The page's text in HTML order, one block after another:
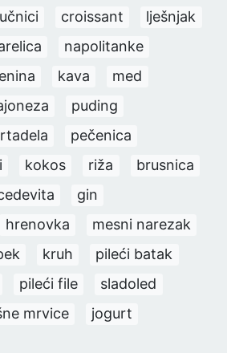
croissant
lješnjak
napolitanke
kava
med
puding
pečenica
kokos riža
brusnica
gin
hrenovka
mesni narezak
kruh
pileći batak
pileći file
sladoled
mrvice
jogurt